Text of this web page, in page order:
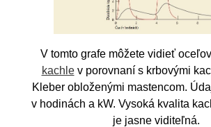
V tomto grafe môžete vidieť
kachlev porovnaní s krbovými
Kleber obloženými mastencom.
v hodinách a kW. Vysoká kvalita
je jasne viditeľná.